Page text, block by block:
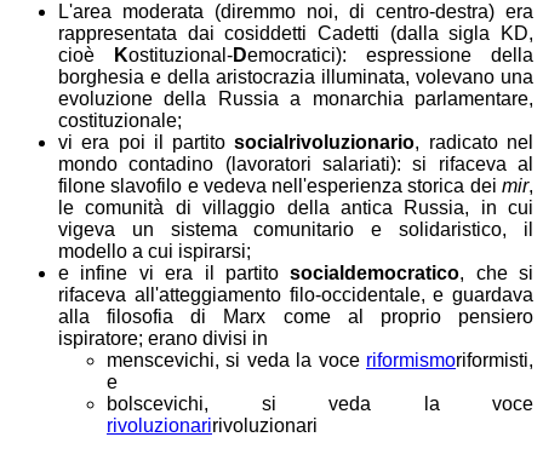
L'area moderata (diremmo noi, di centro-destra) era
rappresentata dai cosiddetti Cadetti (dalla sigla KD,
cioè
Kostituzional-Democratici): espressione della
borghesia e della aristocrazia illuminata, volevano una
evoluzione della Russia a monarchia parlamentare,
costituzionale;
vi era poi il partitosocialrivoluzionario, radicato nel
mondo contadino (lavoratori salariati): si rifaceva al
filone slavofilo e vedeva nell'esperienza storica dei mir,
le comunità di villaggio della antica Russia, in cui
vigeva un sistema comunitario e solidaristico, il
modello a cui ispirarsi;
e infine vi era il partitosocialdemocratico, che si
rifaceva all'atteggiamento filo-occidentale, e guardava
alla filosofia di Marx come al proprio pensiero
ispiratore; erano divisi in
menscevichi,si veda la voce riformismoriformisti,
e
bolscevichi, si veda la voce
rivoluzionaririvoluzionari